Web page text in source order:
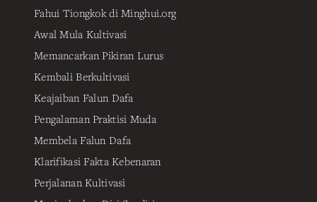
Fahui Tiongkok di Minghui.org
Awal Mula Kultivasi
Memancarkan Pikiran Lurus
Kembali Berkultivasi
Keajaiban Falun Dafa
Pengalaman Praktisi Muda
Membela Falun Dafa
Klarifikasi Fakta Kebenaran
Perjalanan Kultivasi